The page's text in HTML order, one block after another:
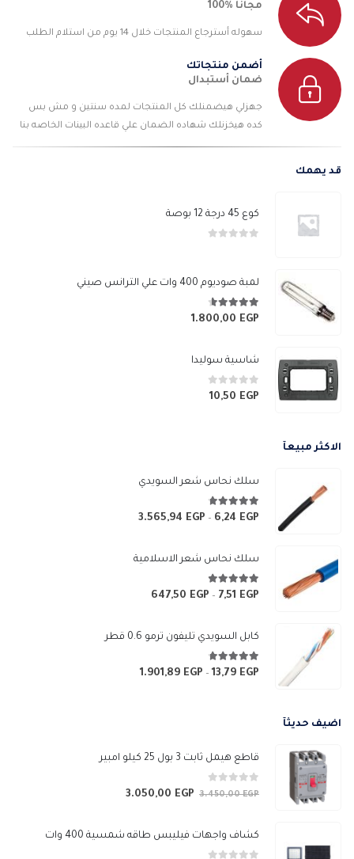
مجانآ %100
سهوله أسترجاع المنتجات خلال 14 يوم من استلام الطلب
أضمن منتجاتك
ضمان أستبدال
جهزلي هيضمنلك كل المنتجات لمده سنتين و مش بس
كده هيخزنلك شهاده الضمان علي قاعده البينات الخاصه بنا
قد يهمك
كوع 45 درجة 12 بوصة
لمبة صوديوم 400 وات علي الترانس صيني
4.56 من 5
1.800,00 EGP
شاسية سوليدا
0من 510,50 EGP
الاكثر مبيعآ
سلك نحاس شعر السويدي
4.67 من 5
6,24 EGP
–
3.565,94 EGP
نطاق
منسلك نحاس شعر الاسلامية
4.83 من 5
7,51 EGP
–
647,50 EGP
من
خلال
كابل السويدي تليفون ترمو 0.6 قطر
4.67 من 5
13,79 EGP
–
1.901,89 EGP
نطاق
اضيف حديثآ
قاطع هيمل ثابت 3 بول 25 كيلو امبير
0 من 53.450,00EGP
السعر
هو:
3.050,00 EGP
السعر
هو:
كشاف واجهات فيليبس طاقه شمسية 400 وات